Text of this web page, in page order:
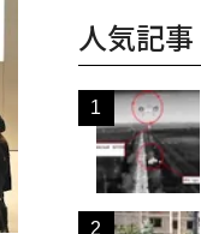
人気記事